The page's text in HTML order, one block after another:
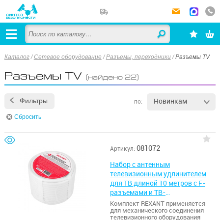
Каталог /Сетевое оборудование /Разъемы, переходники /Разъемы TV
Разъемы TV (найдено 22)
Фильтры по: Новинкам
Сбросить
Артикул: 081072
Набор с антенным
телевизионным удлинителем
для ТВ длиной 10 метров с F-
разъемами и ТВ-
переходниками REXANT
Комплект REXANT применяется
для механического соединения
телевизионного оборудования